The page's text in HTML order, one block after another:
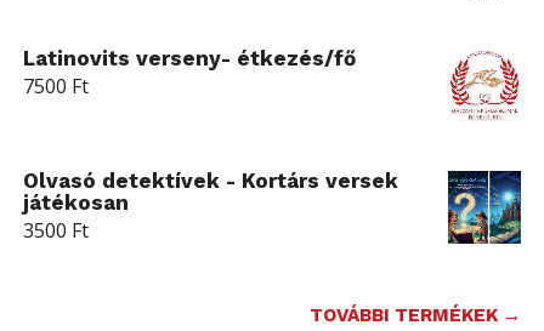
Latinovits verseny- étkezés/fő
7500 Ft
Olvasó detektívek - Kortárs versek
játékosan
3500 Ft
TOVÁBBI TERMÉKEK →